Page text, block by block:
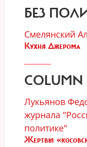
БЕЗ
Смелянский
Кухня Джерома
COLUMN
Лукьянов
журнала
политике"
Жертвы